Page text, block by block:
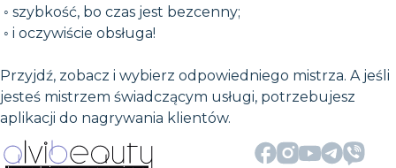
◦ szybkość, bo czas jest bezcenny;
◦ i oczywiście obsługa!
Przyjdź, zobacz i wybierz odpowiedniego mistrza. A jeśli
jesteś mistrzem świadczącym usługi, potrzebujesz
aplikacji do nagrywania klientów.